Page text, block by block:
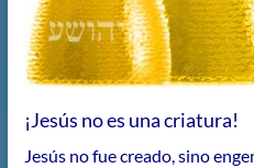
¡Jesús no es una criatura!
Jesús no fue creado, sino